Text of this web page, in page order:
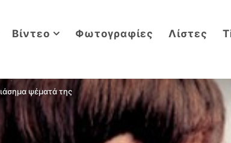
Βίντεο Φωτογραφίες Λίστες
ψέματά της